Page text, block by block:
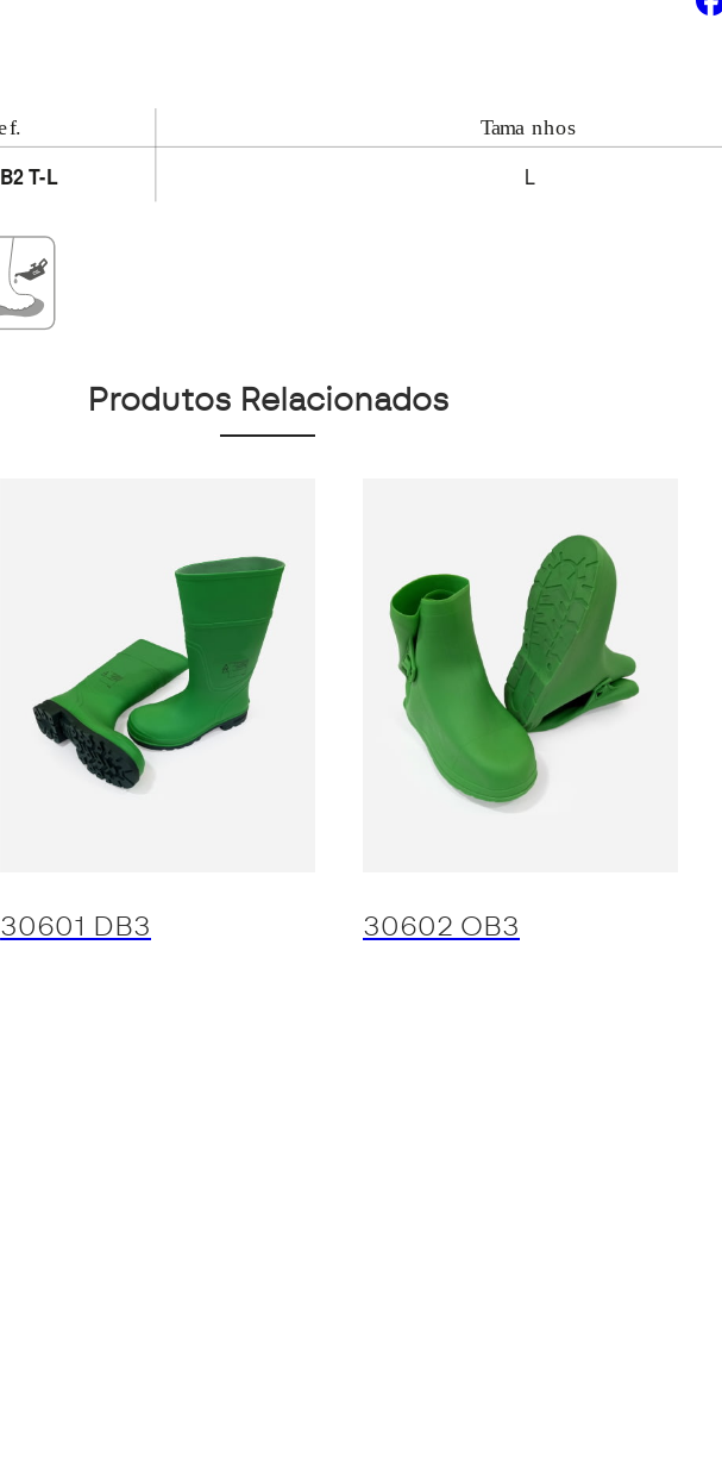
Produtos Relacionados
30601 DB3 30602 OB3